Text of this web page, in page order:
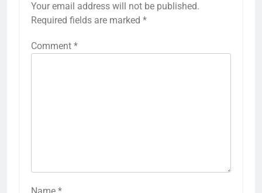
Your email address will not be published.
Required fields are marked *
Comment *